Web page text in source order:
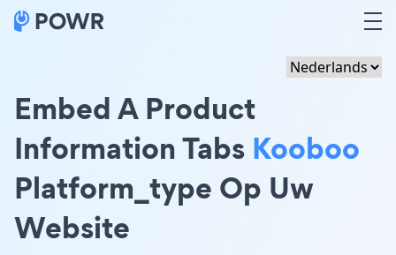
Embed A Product
Information Tabs Kooboo
Platform_type Op Uw
Website